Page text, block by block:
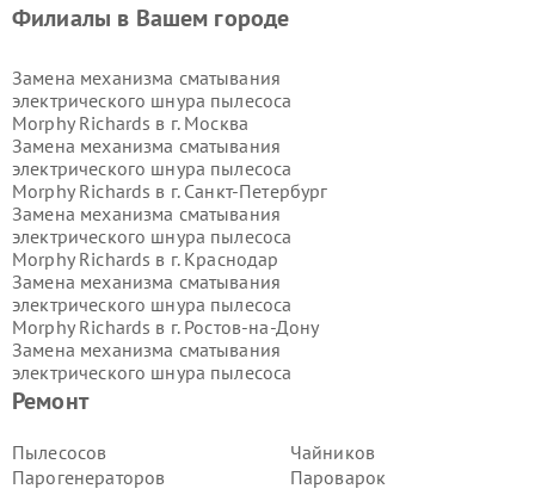
Ремонт
Пылесосов
Парогенераторов
Чайников
Пароварок
Филиалы в Вашем городе
Замена механизма сматывания
электрического шнура пылесоса
Morphy Richards в г. Москва
Замена механизма сматывания
электрического шнура пылесоса
Morphy Richards в г. Санкт-Петербург
Замена механизма сматывания
электрического шнура пылесоса
Morphy Richards в г. Краснодар
Замена механизма сматывания
электрического шнура пылесоса
Morphy Richards в г. Ростов-на-Дону
Замена механизма сматывания
электрического шнура пылесоса
Morphy Richards в г.
Новгород
электрического шнура пылесоса
Morphy Richards в г.
Новосибирск